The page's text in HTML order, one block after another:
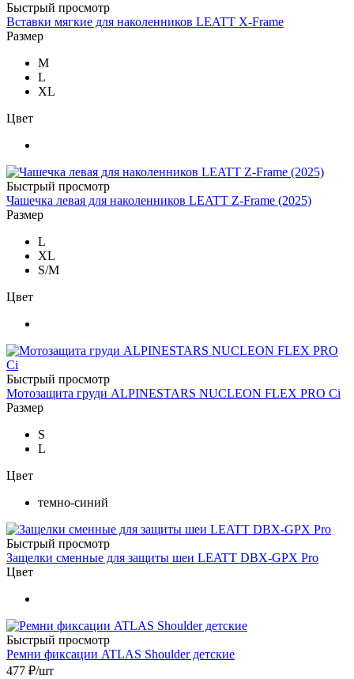
Быстрый просмотр
Вставки мягкие для наколенников LEATT X-Frame
Размер
M
L
XL
Цвет
Быстрый просмотр
Чашечка левая для наколенников LEATT Z-Frame (2025)
Размер
L
XL
S/M
Цвет
Быстрый просмотр
Мотозащита груди ALPINESTARS NUCLEON FLEX PRO Ci
Размер
S
L
Цвет
темно-синий
Быстрый просмотр
Защелки сменные для защиты шеи LEATT DBX-GPX Pro
Цвет
Быстрый просмотр
Ремни фиксации ATLAS Shoulder детские
477 ₽/шт